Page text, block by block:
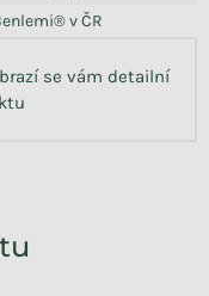
v ČR
se vám detailní